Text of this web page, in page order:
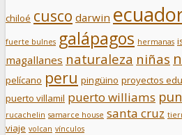
chiloé cusco darwin
fuerte bulnes galápagos hermanas
magallanes naturaleza niñas
pelícano peru pingüino proyectos
puerto villamil puerto williams
rucachelin samarce house santa cruz
viaje volcan vínculos